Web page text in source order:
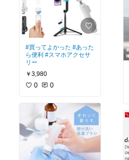
#買ってよかった #あった
ら便利 #スマホアクセサ
リー
￥3,980
0 0